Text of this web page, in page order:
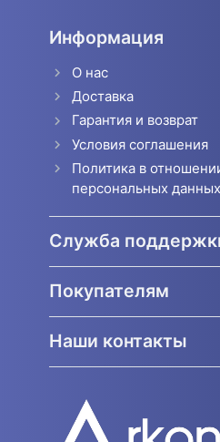
Информация
О нас
Доставка
Гарантия и возврат
Условия соглашения
Политика в
персональных данных
Служба
Покупателям
Наши контакты